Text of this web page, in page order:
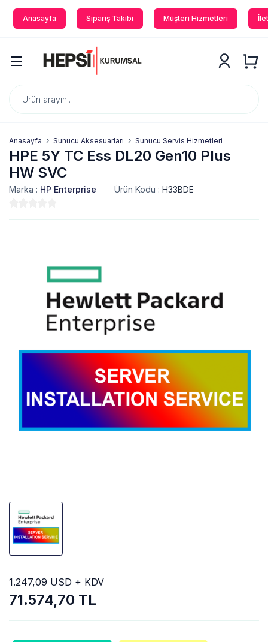
Anasayfa Sipariş Takibi Müşteri Hizmetleri
Anasayfa Sunucu Aksesuarları Sunucu Servis Hizmetleri
HPE 5Y TC Ess DL20 Gen10 Plus
HW SVC
Marka : HP Enterprise Ürün Kodu : H33BDE
71.574,70 TL
1.247,09 USD + KDV